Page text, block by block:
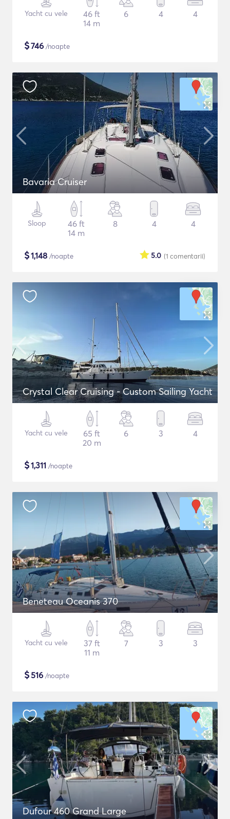
Yacht cu vele
46 ft
14 m
6 4 4
$746 /noapte
Bavaria Cruiser
Sloop
46 ft
14 m
8 4 4
$1,148 /noapte (1 comentarii)
5.0
Crystal Clear Cruising - Custom Sailing Yacht
Yacht cu vele
65 ft
20 m
6 3 4
$1,311 /noapte
Beneteau Oceanis 370
Yacht cu vele
37 ft
11 m
7 3 3
$516 /noapte
Dufour 460 Grand Large